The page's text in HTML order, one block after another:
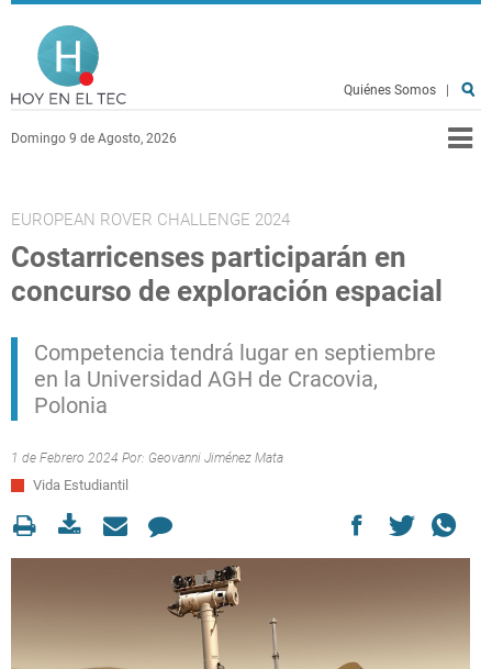
Pasar al contenido principal
Domingo 9 de Agosto, 2026
Quiénes Somos
EUROPEAN ROVER CHALLENGE 2024
Costarricenses participarán en
concurso de exploración espacial
Competencia tendrá lugar en septiembre
en la Universidad AGH de Cracovia,
Polonia
1 de Febrero 2024 Por: Geovanni Jiménez Mata
Vida Estudiantil